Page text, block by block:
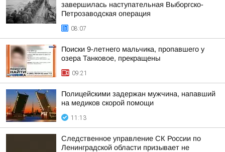
завершилась наступательная Выборгско-
Петрозаводская операция
08:07
Поиски 9-летнего мальчика, пропавшего у
озера Танковое, прекращены
09:21
Полицейскими задержан мужчина, напавший
на медиков скорой помощи
11:13
Следственное управление СК России по
Ленинградской области призывает не